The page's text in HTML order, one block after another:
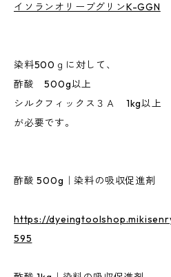
イソランオリーブグリンK-GGN
染料500ｇに対して、
酢酸 500g以上
シルクフィックス３Ａ 1kg以上
が必要です。
酢酸 500g｜染料の吸収促進剤
https://
595